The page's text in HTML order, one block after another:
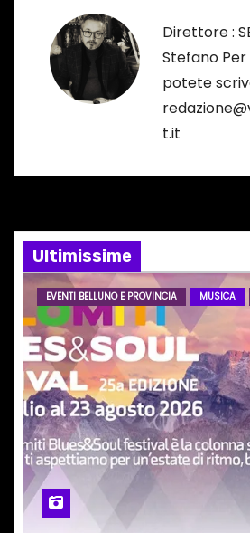
n
a
r
t
i
c
o
l
i
Direttore :
Stefano
potete
t.it
Ultimissime
EVENTI BELLUNO E PROVINCIA MUSICA